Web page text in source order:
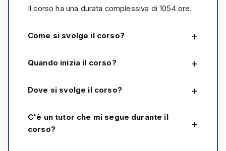
Il corso ha una durata complessiva di 1054 ore.
Come si svolge il corso?
Quando inizia il corso?
Dove si svolge il corso?
C'è un tutor che mi segue durante il
corso?